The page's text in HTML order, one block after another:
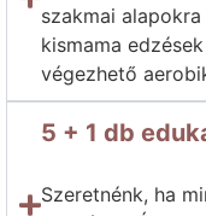
szakmai
kismama
végezhető
5 + 1 db
Szeretnénk, ha